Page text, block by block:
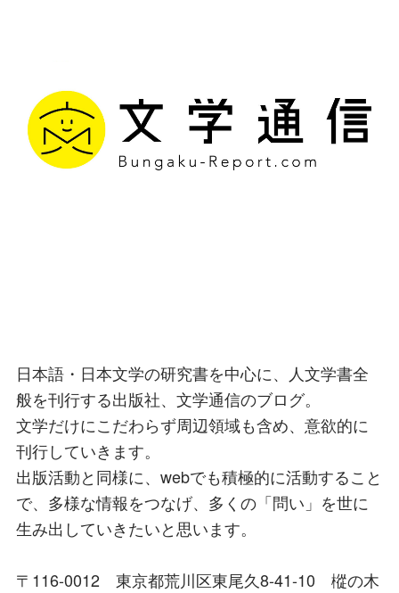
日本語・日本文学の研究書を中心に、人文学書全
般を刊行する出版社、文学通信のブログ。
文学だけにこだわらず周辺領域も含め、意欲的に
刊行していきます。
出版活動と同様に、webでも積極的に活動すること
で、多様な情報をつなげ、多くの「問い」を世に
生み出していきたいと思います。
〒116-0012 東京都荒川区東尾久8-41-10 樅の木